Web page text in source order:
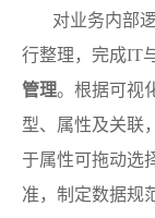
对业务内部
行整理，完成IT
管理。根据可视
型、属性及关联
于属性可拖动选
准，制定数据规